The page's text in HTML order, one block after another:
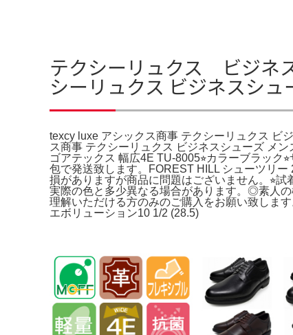
テクシーリュクス ビジネ
シーリュクス ビジネスシ
texcy luxe アシックス商事 テクシーリュクス ビ
ス商事 テクシーリュクス ビジネスシューズ メ
ゴアテックス 幅広4E TU-8005⭐︎カラーブラッ
包で発送致します。FOREST HILL シューツリー
損がありますが商品に問題はございません。⭐︎
実際の色と多少異なる場合があります。◎素人
理解いただける方のみのご購入をお願い致しま
エボリューション10 1/2 (28.5)